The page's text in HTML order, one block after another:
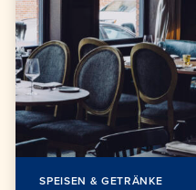
SPEISEN & GETRÄNKE